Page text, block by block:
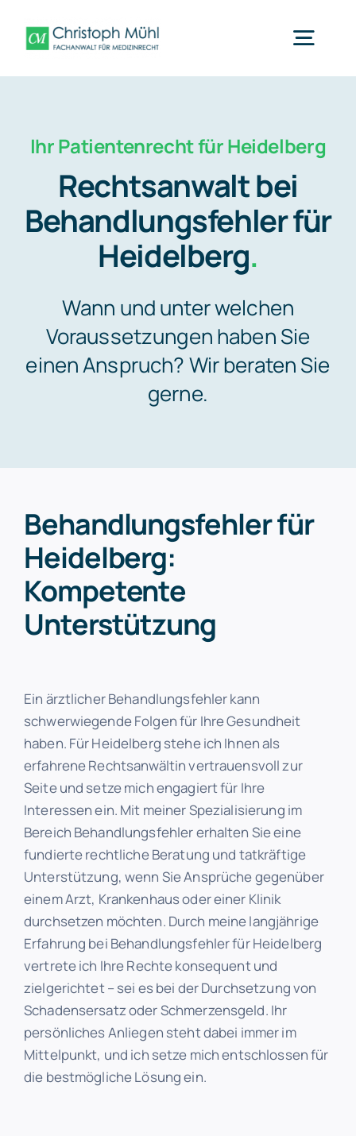
Inhalt
springen
Fachbereiche
Nachrichten
Kontakt
Ihr Patientenrecht für Heidelberg
Rechtsanwalt bei
Behandlungsfehler für
Heidelberg.
Wann und unter welchen
Voraussetzungen haben Sie
einen Anspruch? Wir beraten Sie
gerne.
Behandlungsfehler für
Heidelberg:
Kompetente
Unterstützung
Ein ärztlicher Behandlungsfehler kann
schwerwiegende Folgen für Ihre Gesundheit
haben. Für Heidelberg stehe ich Ihnen als
erfahrene Rechtsanwältin vertrauensvoll zur
Seite und setze mich engagiert für Ihre
Interessen ein. Mit meiner Spezialisierung im
Bereich Behandlungsfehler erhalten Sie eine
fundierte rechtliche Beratung und tatkräftige
Unterstützung, wenn Sie Ansprüche gegenüber
einem Arzt, Krankenhaus oder einer Klinik
durchsetzen möchten. Durch meine langjährige
Erfahrung bei Behandlungsfehler für Heidelberg
vertrete ich Ihre Rechte konsequent und
zielgerichtet – sei es bei der Durchsetzung von
Schadensersatz oder Schmerzensgeld. Ihr
persönliches Anliegen steht dabei immer im
Mittelpunkt, und ich setze mich entschlossen für
die bestmögliche Lösung ein.